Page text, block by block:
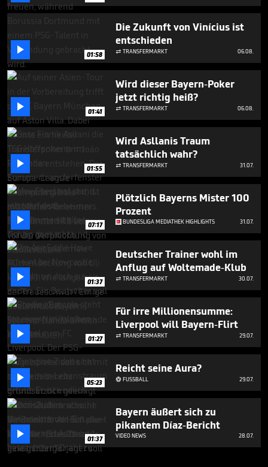
minutes,
2
 01:58
Die Zukunft von Vinícius ist
entschieden
 TRANSFERMARKT 06.08.
 01:41
Wird dieser Bayern-Poker
jetzt richtig heiß?
 TRANSFERMARKT 06.08.
 01:55
Wird Asllanis Traum
tatsächlich wahr?
 TRANSFERMARKT 31.07.
 07:17
Plötzlich Bayerns Mister 100
Prozent
BUNDESLIGA MEDIATHEK HIGHLIGHTS 31.07.
 01:37
Deutscher Trainer wohl im
Anflug auf Woltemade-Klub
 TRANSFERMARKT 30.07.
 01:27
Für irre Millionensumme:
Liverpool will Bayern-Flirt
 TRANSFERMARKT 29.07.
 05:23
Reicht seine Aura?
FUSSBALL 29.07.
 01:37
Bayern äußert sich zu
pikantem Díaz-Bericht
VIDEO NEWS 28.07.